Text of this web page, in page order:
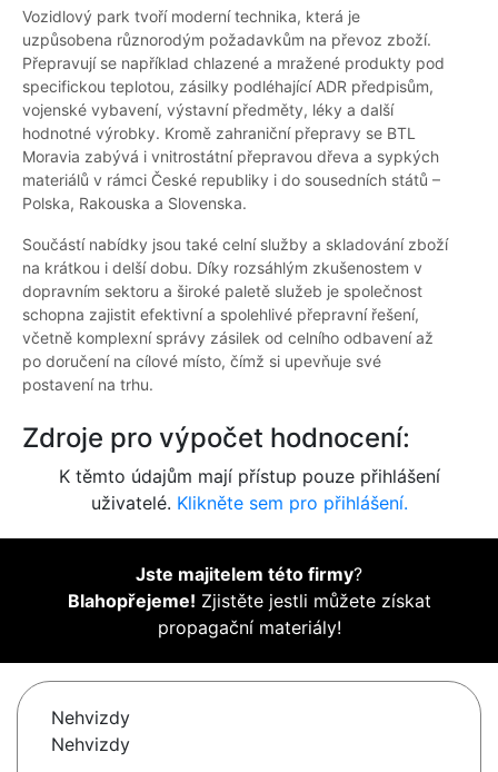
Vozidlový park tvoří moderní technika, která je
uzpůsobena různorodým požadavkům na převoz zboží.
Přepravují se například chlazené a mražené produkty pod
specifickou teplotou, zásilky podléhající ADR předpisům,
vojenské vybavení, výstavní předměty, léky a další
hodnotné výrobky. Kromě zahraniční přepravy se BTL
Moravia zabývá i vnitrostátní přepravou dřeva a sypkých
materiálů v rámci České republiky i do sousedních států –
Polska, Rakouska a Slovenska.
Součástí nabídky jsou také celní služby a skladování zboží
na krátkou i delší dobu. Díky rozsáhlým zkušenostem v
dopravním sektoru a široké paletě služeb je společnost
schopna zajistit efektivní a spolehlivé přepravní řešení,
včetně komplexní správy zásilek od celního odbavení až
po doručení na cílové místo, čímž si upevňuje své
postavení na trhu.
Zdroje pro výpočet hodnocení:
K těmto údajům mají přístup pouze přihlášení
uživatelé. Klikněte sem pro přihlášení.
Jste majitelem této firmy?
Blahopřejeme! Zjistěte jestli můžete získat
propagační materiály!
Nehvizdy
Nehvizdy